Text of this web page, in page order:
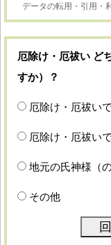
データの転用・引用・
厄除け・厄祓い ど
すか）？
厄除け・厄祓い
厄除け・厄祓い
地元の氏神様（の
その他